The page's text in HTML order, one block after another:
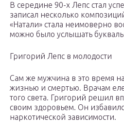
В середине 90-х Лепс стал
записал несколько
«Натали» стала неимоверно
можно было услышать
Григорий Лепс в молодости
Сам же мужчина в это время
жизнью и смертью. Врачам еле
того света. Григорий решил
своим здоровьем. Он
наркотической зависимости.